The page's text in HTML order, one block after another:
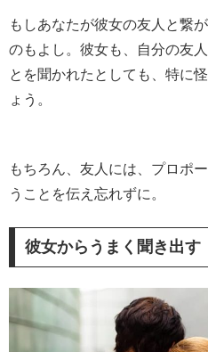
もしあなたが彼女の友人と繋
のもよし。彼女も、自分の友
とを聞かれたとしても、特に
ょう。
もちろん、友人には、プロポ
うことを伝え忘れずに。
彼女からうまく聞き出す